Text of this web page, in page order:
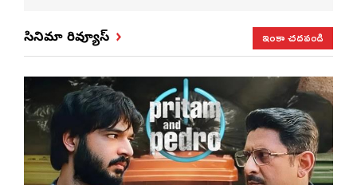
కుంభ హారతి
ప్రత్యేకం
ప్రత్యేకంగా
‘ఉమెన్స్ ఫోరమ్’
సినిమా రివ్యూస్ ఇంకా చదవండి